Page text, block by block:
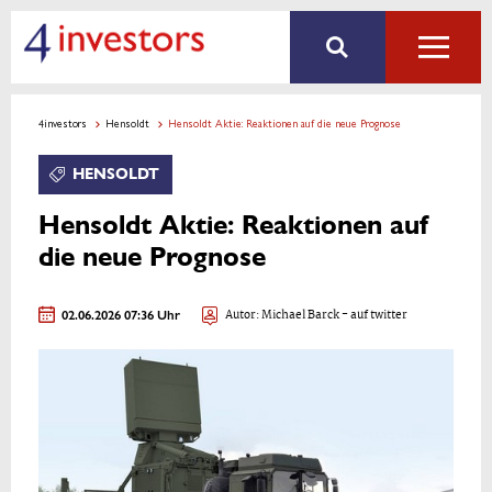
4investors Hensoldt Hensoldt Aktie: Reaktionen auf die neue Prognose
HENSOLDT
Hensoldt Aktie: Reaktionen auf
die neue Prognose
02.06.2026 07:36 Uhr Autor:Michael Barck- auf twitter